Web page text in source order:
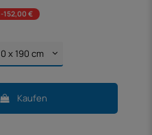
-152,00 €
Kaufen